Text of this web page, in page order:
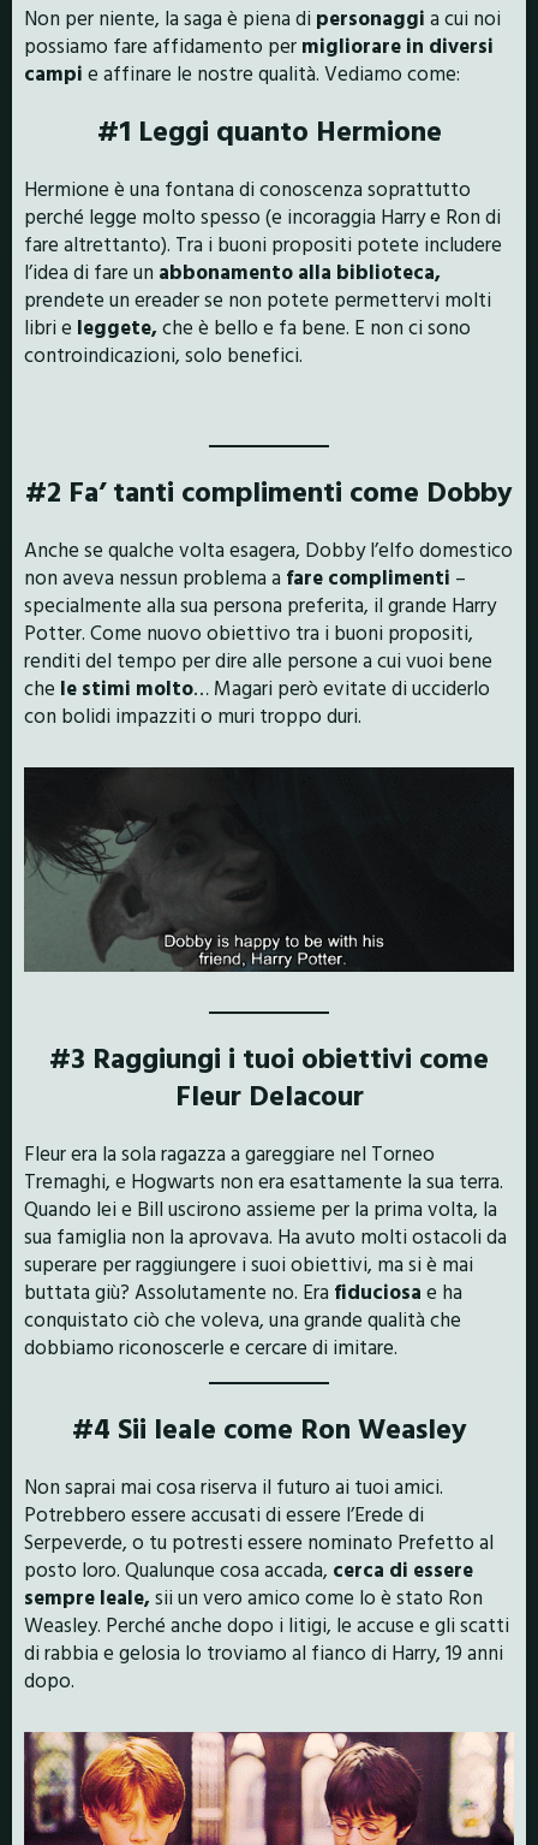
Non per niente, la saga è piena di personaggi a cui noi
possiamo fare affidamento per migliorare in diversi
campi e affinare le nostre qualità. Vediamo come:
#1 Leggi quanto Hermione
Hermione è una fontana di conoscenza soprattutto
perché legge molto spesso (e incoraggia Harry e Ron di
fare altrettanto). Tra i buoni propositi potete includere
l’idea di fare un abbonamento alla biblioteca,
prendete un ereader se non potete permettervi molti
libri e leggete,che è bello e fa bene. E non ci sono
controindicazioni, solo benefici.
#2 Fa’ tanti complimenti come Dobby
Anche se qualche volta esagera, Dobby l’elfo domestico
non aveva nessun problema a fare complimenti –
specialmente alla sua persona preferita, il grande Harry
Potter. Come nuovo obiettivo tra i buoni propositi,
renditi del tempo per dire alle persone a cui vuoi bene
che le stimi molto… Magari però evitate di ucciderlo
con bolidi impazziti o muri troppo duri.
#3 Raggiungi i tuoi obiettivi come
Fleur Delacour
Fleur era la sola ragazza a gareggiare nel Torneo
Tremaghi, e Hogwarts non era esattamente la sua terra.
Quando lei e Bill uscirono assieme per la prima volta, la
sua famiglia non la aprovava. Ha avuto molti ostacoli da
superare per raggiungere i suoi obiettivi, ma si è mai
buttata giù? Assolutamente no. Era fiduciosa e ha
conquistato ciò che voleva, una grande qualità che
dobbiamo riconoscerle e cercare di imitare.
#4 Sii leale come Ron Weasley
Non saprai mai cosa riserva il futuro ai tuoi amici.
Potrebbero essere accusati di essere l’Erede di
Serpeverde, o tu potresti essere nominato Prefetto al
posto loro. Qualunque cosa accada, cerca di essere
sempre leale,sii un vero amico come lo è stato Ron
Weasley. Perché anche dopo i litigi, le accuse e gli scatti
di rabbia e gelosia lo troviamo al fianco di Harry, 19 anni
dopo.